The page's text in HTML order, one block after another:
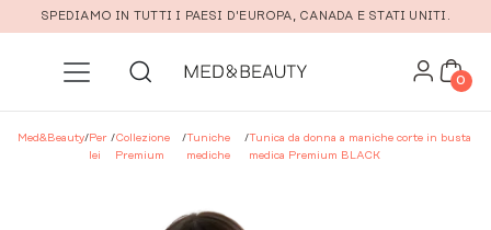
Vai al contenuto principale
SPEDIAMO IN TUTTI I PAESI D'EUROPA, CANADA E STATI UNITI.
0
Med&Beauty/Per
lei
/Collezione
Premium
/Tuniche
mediche
/Tunica da donna a maniche corte in busta
medica Premium BLACK